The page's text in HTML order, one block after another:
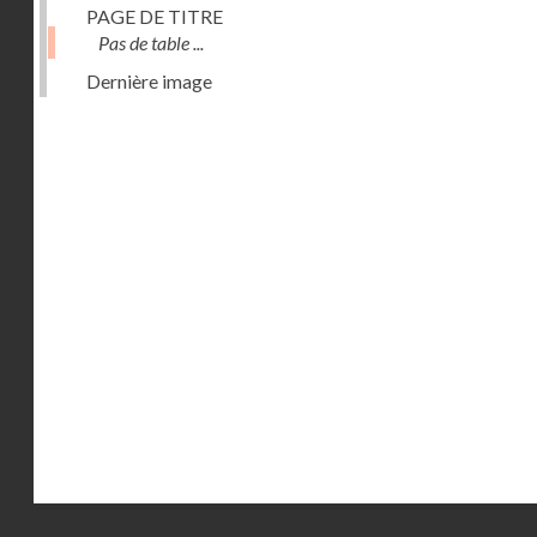
PAGE DE TITRE
Pas de table ...
Dernière image